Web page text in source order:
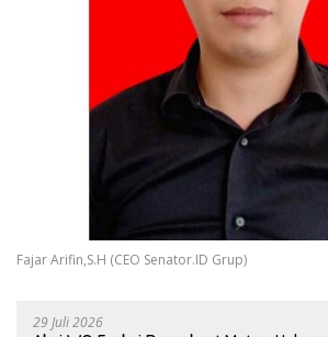
Fajar Arifin,S.H (CEO Senator.ID Grup)
29 Juli 2026